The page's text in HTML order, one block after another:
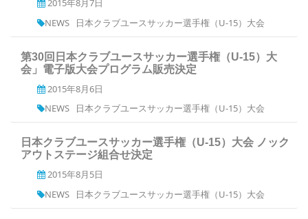
2015年8月7日
NEWS
日本クラブユースサッカー選手権（U-15）大会
第30回日本クラブユースサッカー選手権（U-15）大
会」電子版大会プログラム販売決定
2015年8月6日
NEWS
日本クラブユースサッカー選手権（U-15）大会
日本クラブユースサッカー選手権（U-15）大会 ノック
アウトステージ組合せ決定
2015年8月5日
NEWS
日本クラブユースサッカー選手権（U-15）大会